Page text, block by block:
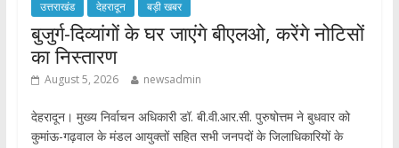
उत्तराखंड देहरादून बड़ी खबर
बुजुर्ग-दिव्यांगों के घर जाएंगे बीएलओ, करेंगे नोटिसों
का निस्तारण
August 5, 2026 newsadmin
देहरादून। मुख्य निर्वाचन अधिकारी डॉ. बी.वी.आर.सी. पुरुषोत्तम ने बुधवार को
कुमांऊ-गढ़वाल के मंडल आयुक्तों सहित सभी जनपदों के जिलाधिकारियों के